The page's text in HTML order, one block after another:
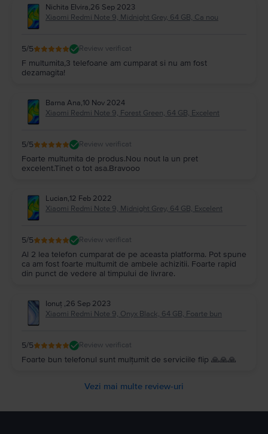
Nichita Elvira,26 Sep 2023
Xiaomi Redmi Note 9, Midnight Grey, 64 GB, Ca nou
5/5 Review verificat
F multumita,3 telefoane am cumparat si nu am fost
dezamagita!
Barna Ana,10 Nov 2024
Xiaomi Redmi Note 9, Forest Green, 64 GB, Excelent
5/5 Review verificat
Foarte multumita de produs.Nou nout la un pret
excelent.Tinet o tot asa.Bravooo
Lucian,12 Feb 2022
Xiaomi Redmi Note 9, Midnight Grey, 64 GB, Excelent
5/5 Review verificat
Al 2 lea telefon cumparat de pe aceasta platforma. Pot spune
ca am fost foarte multumit de ambele achizitii. Foarte rapid
din punct de vedere al timpului de livrare.
Ionuț ,26 Sep 2023
Xiaomi Redmi Note 9, Onyx Black, 64 GB, Foarte bun
5/5 Review verificat
Foarte bun telefonul sunt mulțumit de serviciile flip 🙏🙏🙏
Vezi mai multe review-uri